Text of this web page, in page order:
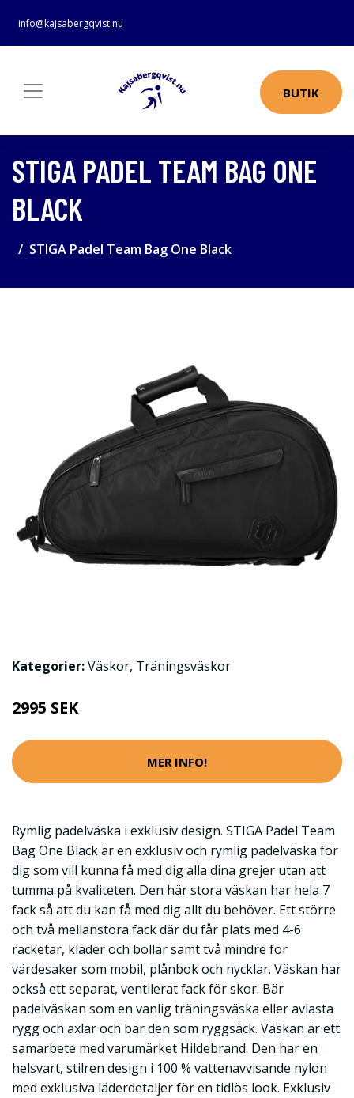
info@kajsabergqvist.nu
BUTIK
STIGA PADEL TEAM BAG ONE
BLACK
STIGA Padel Team Bag One Black
Kategorier:Väskor, Träningsväskor
2995 SEK
MER INFO!
Rymlig padelväska i exklusiv design. STIGA Padel Team
Bag One Black är en exklusiv och rymlig padelväska för
dig som vill kunna få med dig alla dina grejer utan att
tumma på kvaliteten. Den här stora väskan har hela 7
fack så att du kan få med dig allt du behöver. Ett större
och två mellanstora fack där du får plats med 4-6
racketar, kläder och bollar samt två mindre för
värdesaker som mobil, plånbok och nycklar. Väskan har
också ett separat, ventilerat fack för skor. Bär
padelväskan som en vanlig träningsväska eller avlasta
rygg och axlar och bär den som ryggsäck. Väskan är ett
samarbete med varumärket Hildebrand. Den har en
helsvart, stilren design i 100 % vattenavvisande nylon
med exklusiva läderdetaljer för en tidlös look. Exklusiv